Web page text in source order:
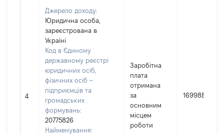
4
Джерело доходу:
Юридична особа,
зареєстрована в
Україні
Код в Єдиному
державному реєстрі
юридичних осіб,
фізичних осіб –
підприємців та
громадських
формувань:
20775826
Найменування:
Заробітна
плата
отримана
за
основним
місцем
роботи
169988